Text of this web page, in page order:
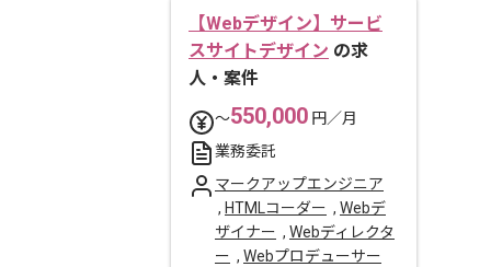
【Webデザイン】サービ
スサイトデザイン の求
人・案件
〜550,000 円／月
業務委託
マークアップエンジニア
, HTMLコーダー , Webデ
ザイナー , Webディレクタ
ー , Webプロデューサー